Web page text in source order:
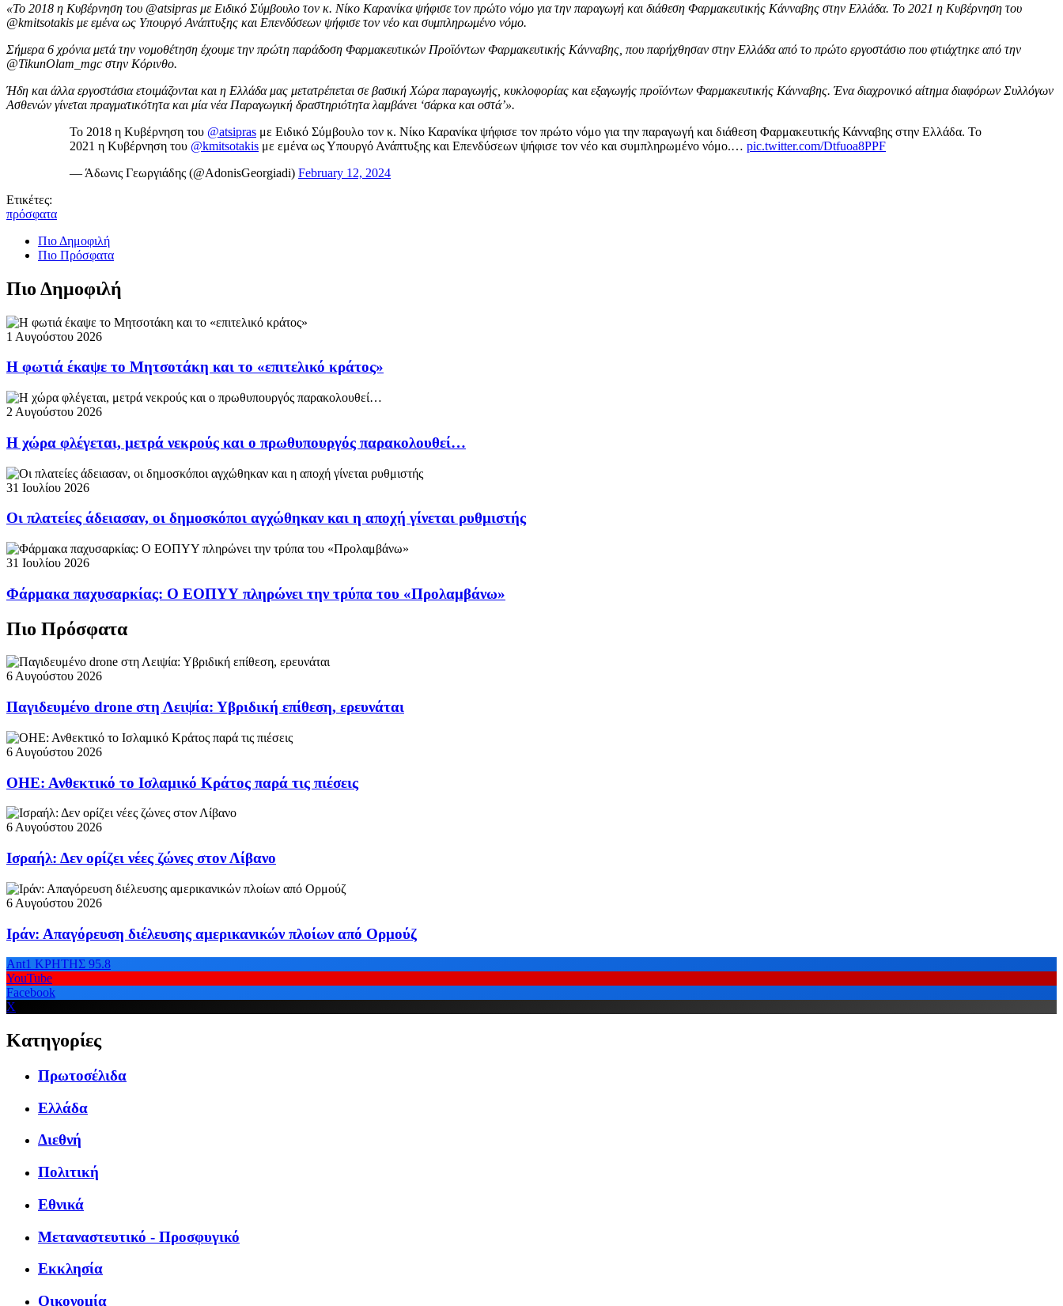
«Το 2018 η Κυβέρνηση του @atsipras με Ειδικό Σύμβουλο τον κ. Νίκο Καρανίκα ψήφισε τον πρώτο νόμο για την παραγωγή και διάθεση Φαρμακευτικής Κάνναβης στην Ελλάδα. Το 2021 η Κυβέρνηση του
@kmitsotakis με εμένα ως Υπουργό Ανάπτυξης και Επενδύσεων ψήφισε τον νέο και συμπληρωμένο νόμο.
Σήμερα 6 χρόνια μετά την νομοθέτηση έχουμε την πρώτη παράδοση Φαρμακευτικών Προϊόντων Φαρμακευτικής Κάνναβης, που παρήχθησαν στην Ελλάδα από το πρώτο εργοστάσιο που φτιάχτηκε από την
@TikunOlam_mgc στην Κόρινθο.
Ήδη και άλλα εργοστάσια ετοιμάζονται και η Ελλάδα μας μετατρέπεται σε βασική Χώρα παραγωγής, κυκλοφορίας και εξαγωγής προϊόντων Φαρμακευτικής Κάνναβης. Ένα διαχρονικό αίτημα διαφόρων Συλλόγων
Ασθενών γίνεται πραγματικότητα και μία νέα Παραγωγική δραστηριότητα λαμβάνει ‘σάρκα και οστά’».
Το 2018 η Κυβέρνηση του @atsipras με Ειδικό Σύμβουλο τον κ. Νίκο Καρανίκα ψήφισε τον πρώτο νόμο για την παραγωγή και διάθεση Φαρμακευτικής Κάνναβης στην Ελλάδα. Το
2021 η Κυβέρνηση του @kmitsotakis με εμένα ως Υπουργό Ανάπτυξης και Επενδύσεων ψήφισε τον νέο και συμπληρωμένο νόμο.… pic.twitter.com/Dtfuoa8PPF
— Άδωνις Γεωργιάδης (@AdonisGeorgiadi) February 12, 2024
Ετικέτες:
πρόσφατα
Πιο Δημοφιλή
Πιο Πρόσφατα
Πιο Δημοφιλή
1 Αυγούστου 2026
Η φωτιά έκαψε το Μητσοτάκη και το «επιτελικό κράτος»
2 Αυγούστου 2026
Η χώρα φλέγεται, μετρά νεκρούς και ο πρωθυπουργός παρακολουθεί…
31 Ιουλίου 2026
Οι πλατείες άδειασαν, οι δημοσκόποι αγχώθηκαν και η αποχή γίνεται ρυθμιστής
31 Ιουλίου 2026
Φάρμακα παχυσαρκίας: Ο ΕΟΠΥΥ πληρώνει την τρύπα του «Προλαμβάνω»
Πιο Πρόσφατα
6 Αυγούστου 2026
Παγιδευμένο drone στη Λειψία: Υβριδική επίθεση, ερευνάται
6 Αυγούστου 2026
ΟΗΕ: Ανθεκτικό το Ισλαμικό Κράτος παρά τις πιέσεις
6 Αυγούστου 2026
Ισραήλ: Δεν ορίζει νέες ζώνες στον Λίβανο
6 Αυγούστου 2026
Ιράν: Απαγόρευση διέλευσης αμερικανικών πλοίων από Ορμούζ
Ant1 ΚΡΗΤΗΣ 95.8
YouTube
Facebook
X
Κατηγορίες
Πρωτοσέλιδα
Ελλάδα
Διεθνή
Πολιτική
Εθνικά
Μεταναστευτικό - Προσφυγικό
Εκκλησία
Οικονομία